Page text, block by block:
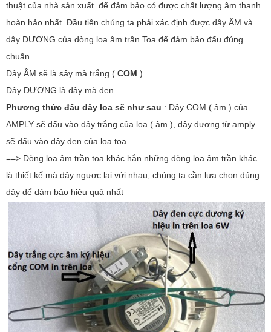
thuật của nhà sản xuất. để đảm bảo có được chất lượng âm thanh
hoàn hảo nhất. Đầu tiên chúng ta phải xác định được dây ÂM và
dây DƯƠNG của dòng loa âm trần Toa để đảm bảo đấu đúng
chuẩn.
Dây ÂM sẽ là sây mà trắng ( COM )
Dây DƯƠNG là dây mà đen
Phương thức đấu dây loa sẽ như sau : Dây COM ( âm ) của
AMPLY sẽ đấu vào dây trắng của loa ( âm ), dây dương từ amply
sẽ đấu vào dây đen của loa toa.
==> Dòng loa âm trần toa khác hẳn những dòng loa âm trần khác
là thiết kế mà dây ngược lại với nhau, chúng ta cần lựa chọn đúng
dây để đảm bảo hiệu quả nhất